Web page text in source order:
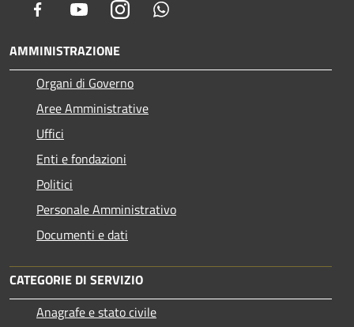
Facebook YoutubeInstagram
AMMINISTRAZIONE
Organi di Governo
Aree Amministrative
Uffici
Enti e fondazioni
Politici
Personale Amministrativo
Documenti e dati
CATEGORIE DI SERVIZIO
Anagrafe e stato civile